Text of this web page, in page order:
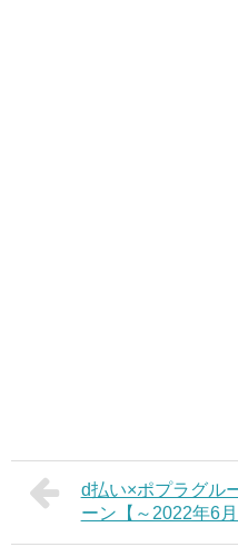
d払い×ポプラグル
ーン【～2022年6月